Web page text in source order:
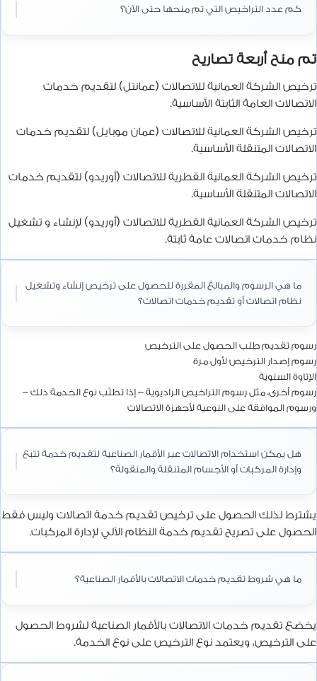
كم عدد التراخيص التي تم منحها حتى الآن؟
تم منح أربعة تصاريح
ترخيص الشركة العمانية للاتصالات (عمانتل) لتقديم خدمات
الاتصالات العامة الثابتة الأساسية.
ترخيص الشركة العمانية للاتصالات (عمان موبايل) لتقديم خدمات
الاتصالات المتنقلة الأساسية.
ترخيص الشركة العمانية القطرية للاتصالات (أوريدو) لتقديم خدمات
الاتصالات المتنقلة الأساسية.
ترخيص الشركة العمانية القطرية للاتصالات (أوريدو) لإنشاء و تشغيل
نظام خدمات اتصالات عامة ثابتة.
ما هي الرسوم والمبالغ المقررة للحصول على ترخيص إنشاء وتشغيل
نظام اتصالات أو تقديم خدمات اتصالات؟
رسوم تقديم طلب الحصول على الترخيص
رسوم إصدار الترخيص لأول مرة
الإتاوة السنوية
رسوم أخرى، مثل رسوم التراخيص الراديوية – إذا تطلّب نوع الخدمة ذلك –
ورسوم الموافقة على النوعية لأجهزة الاتصالات
هل يمكن استخدام الاتصالات عبر الأقمار الصناعية لتقديم خدمة تتبع
وإدارة المركبات أو الأجسام المتنقلة والمنقولة؟
يشترط لذلك الحصول على ترخيص تقديم خدمة اتصالات وليس فقط
الحصول على تصريح تقديم خدمة النظام الآلي لإدارة المركبات.
ما هي شروط تقديم خدمات الاتصالات بالأقمار الصناعية؟
يخضع تقديم خدمات الاتصالات بالأقمار الصناعية لشروط الحصول
على الترخيص، ويعتمد نوع الترخيص على نوع الخدمة.